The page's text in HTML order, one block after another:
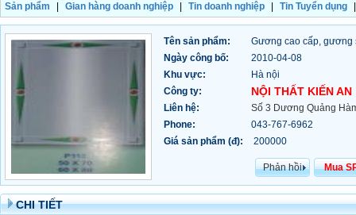
Sản phẩm Gian hàng doanh nghiệp Tin doanh nghiệp Tin Tuyển dụng
Tên sản phẩm:
Gương cao cấp,
Ngày công bố:
2010-04-08
Khu vực:
Hà nội
Công ty:
NỘI THẤT KIẾN AN
Liên hệ:
Số 3 Dương Quảng
Phone:
043-767-6962
Giá sản phẩm (đ):
200000
Phản hồi Mua
CHI TIẾT